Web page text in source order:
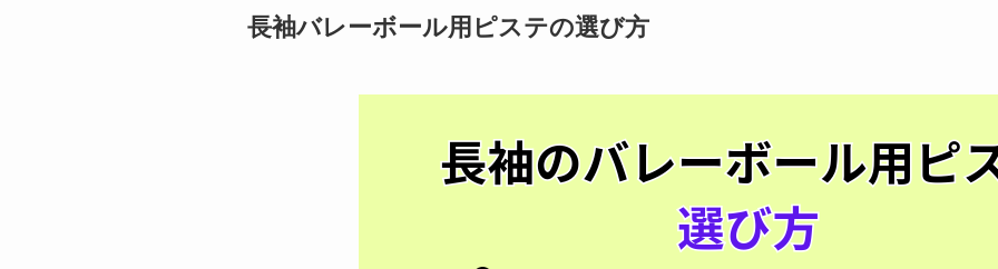
長袖バレーボール用ピステの選び方